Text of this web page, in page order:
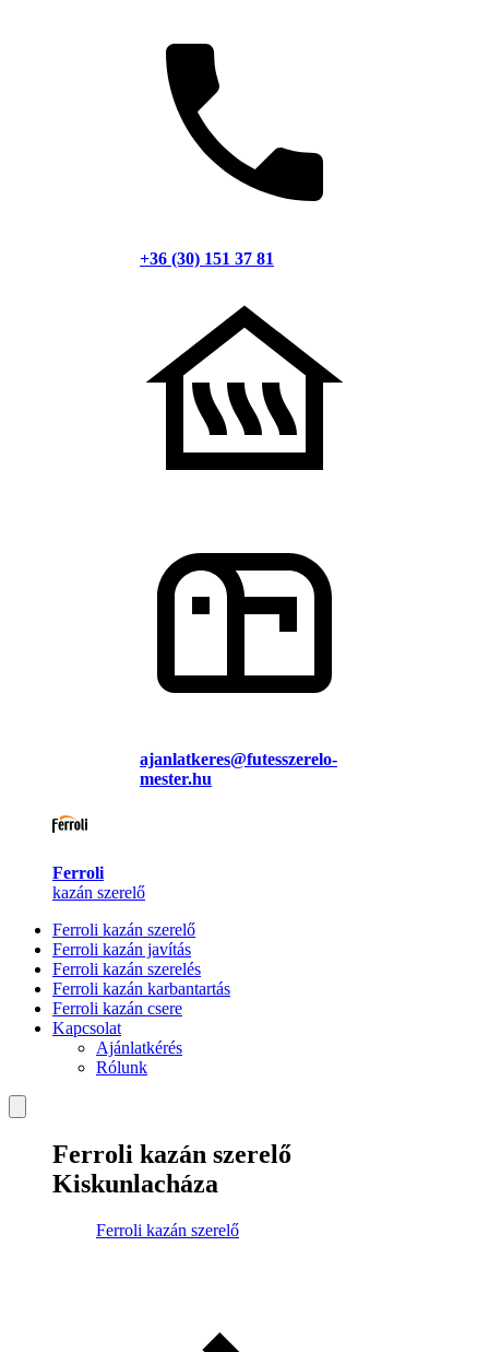
+36 (30) 151 37 81
ajanlatkeres@futesszerelo-
mester.hu
Ferroli
kazán szerelő
Ferroli kazán szerelő
Ferroli kazán javítás
Ferroli kazán szerelés
Ferroli kazán karbantartás
Ferroli kazán csere
Kapcsolat
Ajánlatkérés
Rólunk
Ferroli kazán szerelő
Kiskunlacháza
Ferroli kazán szerelő